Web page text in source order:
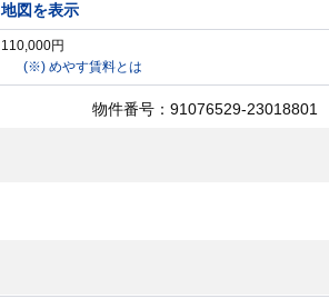
地図を表示
110,000円
(※) めやす賃料とは
物件番号：91076529-23018801